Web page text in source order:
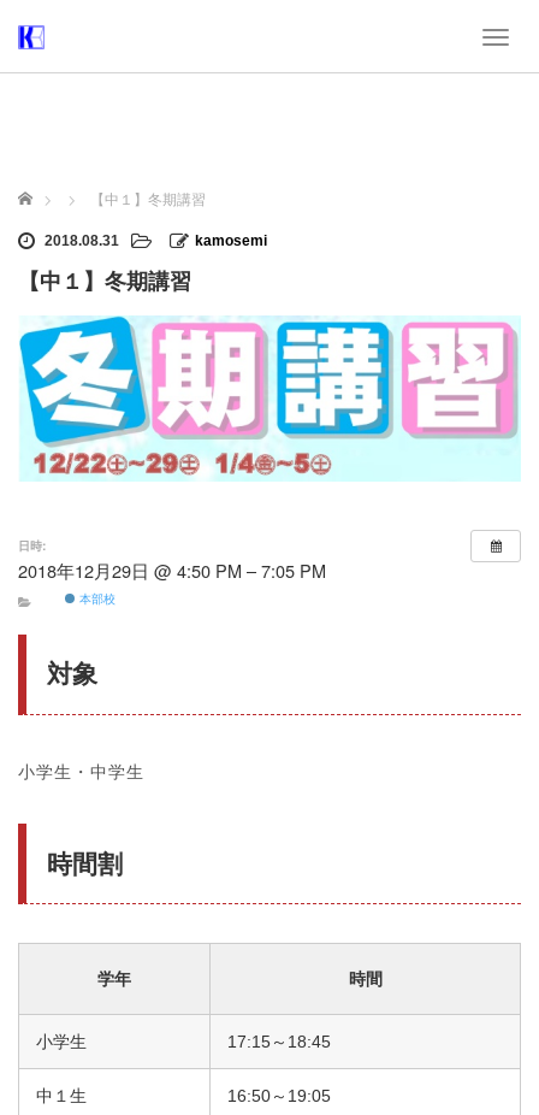
T
t
o
ホーム 【中１】冬期講習
2018.08.31 kamosemi
【中１】冬期講習
日時:
2018年12月29日 @ 4:50 PM – 7:05 PM
本部校
対象
小学生・中学生
時間割
学年 時間
小学生 17:15～18:45
中１生 16:50～19:05